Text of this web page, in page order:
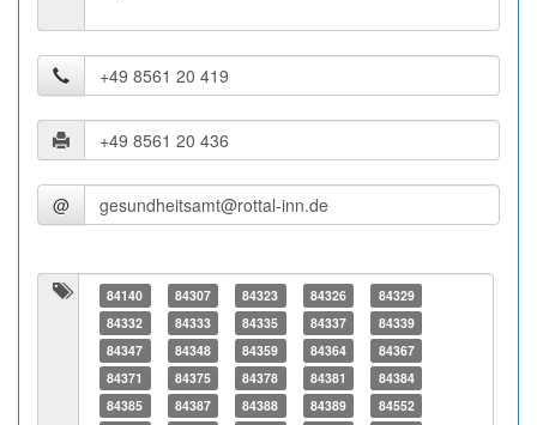
@
84140 84307 84323 84326
84329
84332
84333 84335 84337
84339
84347
84348 84359 84364
84367
84371
84375 84378 84381
84384
84385
84387 84388 84389
84552